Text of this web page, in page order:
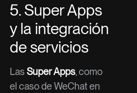
5. Super Apps
y la integración
de servicios
Las Super Apps, como
el caso de WeChat en